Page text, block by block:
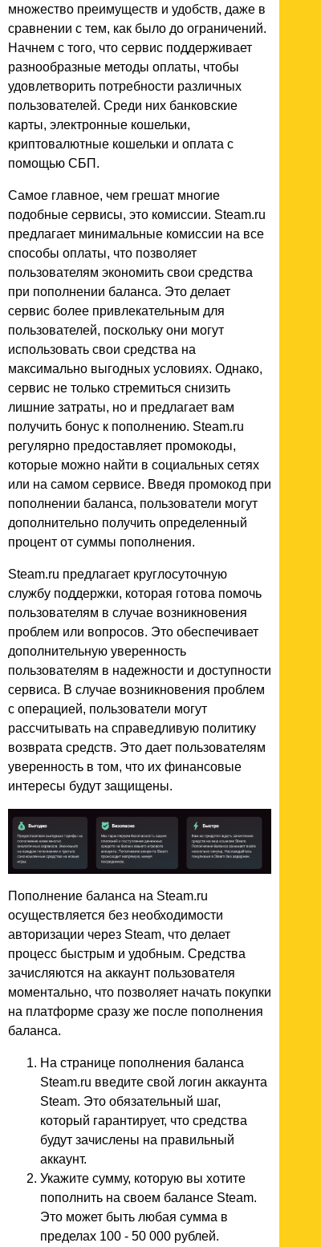
множество преимуществ и удобств, даже в
сравнении с тем, как было до ограничений.
Начнем с того, что сервис поддерживает
разнообразные методы оплаты, чтобы
удовлетворить потребности различных
пользователей. Среди них банковские
карты, электронные кошельки,
криптовалютные кошельки и оплата с
помощью СБП.
Самое главное, чем грешат многие
подобные сервисы, это комиссии. Steam.ru
предлагает минимальные комиссии на все
способы оплаты, что позволяет
пользователям экономить свои средства
при пополнении баланса. Это делает
сервис более привлекательным для
пользователей, поскольку они могут
использовать свои средства на
максимально выгодных условиях. Однако,
сервис не только стремиться снизить
лишние затраты, но и предлагает вам
получить бонус к пополнению. Steam.ru
регулярно предоставляет промокоды,
которые можно найти в социальных сетях
или на самом сервисе. Введя промокод при
пополнении баланса, пользователи могут
дополнительно получить определенный
процент от суммы пополнения.
Steam.ru предлагает круглосуточную
службу поддержки, которая готова помочь
пользователям в случае возникновения
проблем или вопросов. Это обеспечивает
дополнительную уверенность
пользователям в надежности и доступности
сервиса. В случае возникновения проблем
с операцией, пользователи могут
рассчитывать на справедливую политику
возврата средств. Это дает пользователям
уверенность в том, что их финансовые
интересы будут защищены.
Пополнение баланса на Steam.ru
осуществляется без необходимости
авторизации через Steam, что делает
процесс быстрым и удобным. Средства
зачисляются на аккаунт пользователя
моментально, что позволяет начать покупки
на платформе сразу же после пополнения
баланса.
На странице пополнения баланса
Steam.ru введите свой логин аккаунта
Steam. Это обязательный шаг,
который гарантирует, что средства
будут зачислены на правильный
аккаунт.
Укажите сумму, которую вы хотите
пополнить на своем балансе Steam.
Это может быть любая сумма в
пределах 100 - 50 000 рублей.